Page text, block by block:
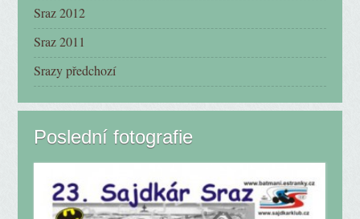
Sraz 2012
Sraz 2011
Srazy předchozí
Poslední fotografie